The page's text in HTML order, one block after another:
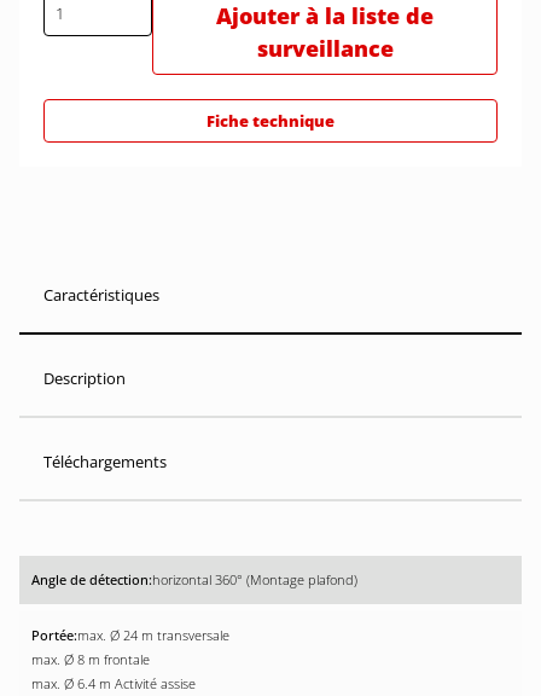
Ajouter à la liste de
surveillance
Fiche technique
Caractéristiques
Description
Téléchargements
horizontal 360° (Montage plafond)
max. Ø 24 m transversale
max. Ø 8 m frontale
max. Ø 6.4 m Activité assise